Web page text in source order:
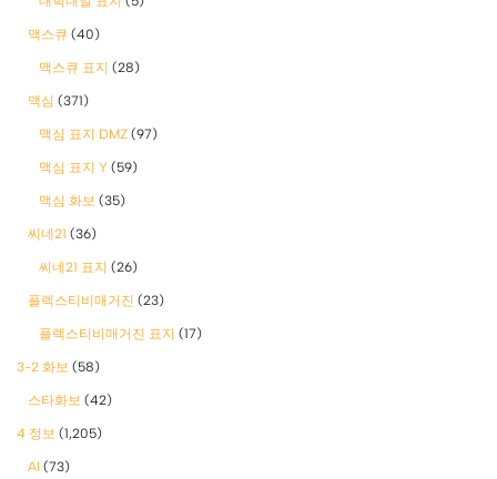
맥스큐 (40)
맥스큐 표지 (28)
맥심 (371)
맥심 표지 DMZ (97)
맥심 표지 Y (59)
맥심 화보 (35)
씨네21 (36)
씨네21 표지 (26)
플렉스티비매거진 (23)
플렉스티비매거진 표지 (17)
3-2 화보 (58)
스타화보 (42)
4 정보 (1,205)
AI (73)